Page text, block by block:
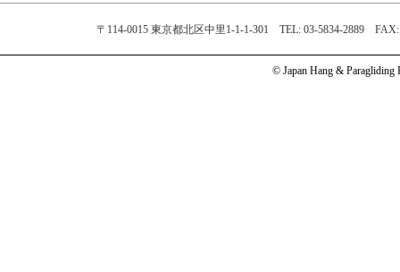
〒114-0015 東京都北区中里1-1-1-301 TEL: 03-5834-2889
© Japan Hang & Paragliding